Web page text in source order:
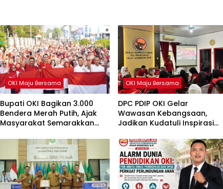
OKI Maju Bersama
Bupati OKI Bagikan 3.000
Bendera Merah Putih, Ajak
Masyarakat Semarakkan
OKI Maju Bersama
DPC PDIP OKI Gelar
Wawasan Kebangsaan,
Jadikan Kudatuli Inspirasi